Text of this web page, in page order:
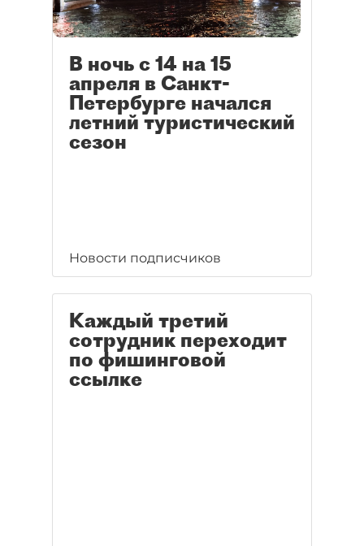
В ночь с 14 на 15
апреля в Санкт-
Петербурге начался
летний туристический
сезон
Новости подписчиков
Каждый третий
сотрудник переходит
по фишинговой
ссылке